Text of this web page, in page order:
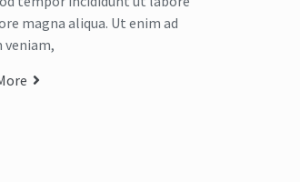
magna aliqua. Ut enim ad
veniam,